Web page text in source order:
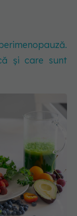
și care sunt